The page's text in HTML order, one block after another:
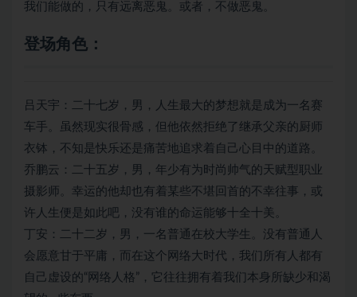
我们能做的，只有远离恶鬼。或者，不做恶鬼。
登场角色：
吕天宇：二十七岁，男，人生最大的梦想就是成为一名赛
车手。虽然现实很骨感，但他依然拒绝了继承父亲的厨师
衣钵，不知是快乐还是痛苦地追求着自己心目中的道路。
乔鹏云：二十五岁，男，年少有为时尚帅气的天赋型职业
摄影师。幸运的他却也有着某些不堪回首的不幸往事，或
许人生便是如此吧，没有谁的命运能够十全十美。
丁安：二十二岁，男，一名普通在校大学生。没有普通人
会愿意甘于平庸，而在这个网络大时代，我们所有人都有
自己虚设的“网络人格”，它往往拥有着我们本身所缺少和渴